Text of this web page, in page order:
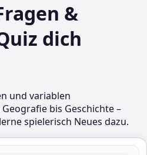
&
dich
und variablen
bis Geschichte –
spielerisch Neues dazu.